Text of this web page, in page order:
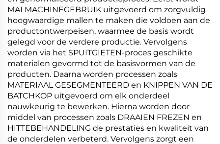
MALMACHINEGEBRUIK uitgevoerd om zorgvuldig
hoogwaardige mallen te maken die voldoen aan de
productontwerpeisen, waarmee de basis wordt
gelegd voor de verdere productie. Vervolgens
worden via het SPUITGIETEN-proces geschikte
materialen gevormd tot de basisvormen van de
producten. Daarna worden processen zoals
MATERIAAL GESEGMENTEERD en KNIPPEN VAN DE
BATCHKOP uitgevoerd om elk onderdeel
nauwkeurig te bewerken. Hierna worden door
middel van processen zoals DRAAIEN FREZEN en
HITTEBEHANDELING de prestaties en kwaliteit van
de onderdelen verbeterd. Vervolgens zorgt een